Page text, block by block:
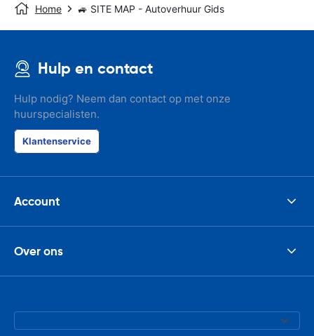
Home 🚙 SITE MAP - Autoverhuur Gids
Hulp en contact
Hulp nodig? Neem dan contact op met onze
huurspecialisten.
Klantenservice
Account
Over ons